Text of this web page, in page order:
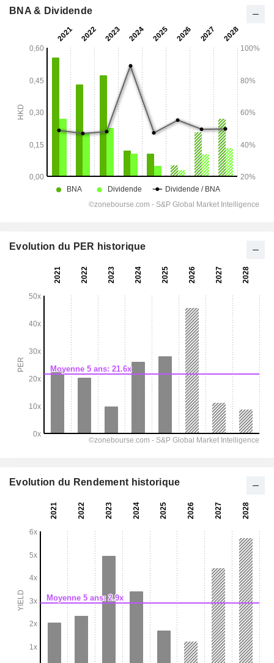
BNA & Dividende
Evolution du PER historique
Evolution du Rendement historique